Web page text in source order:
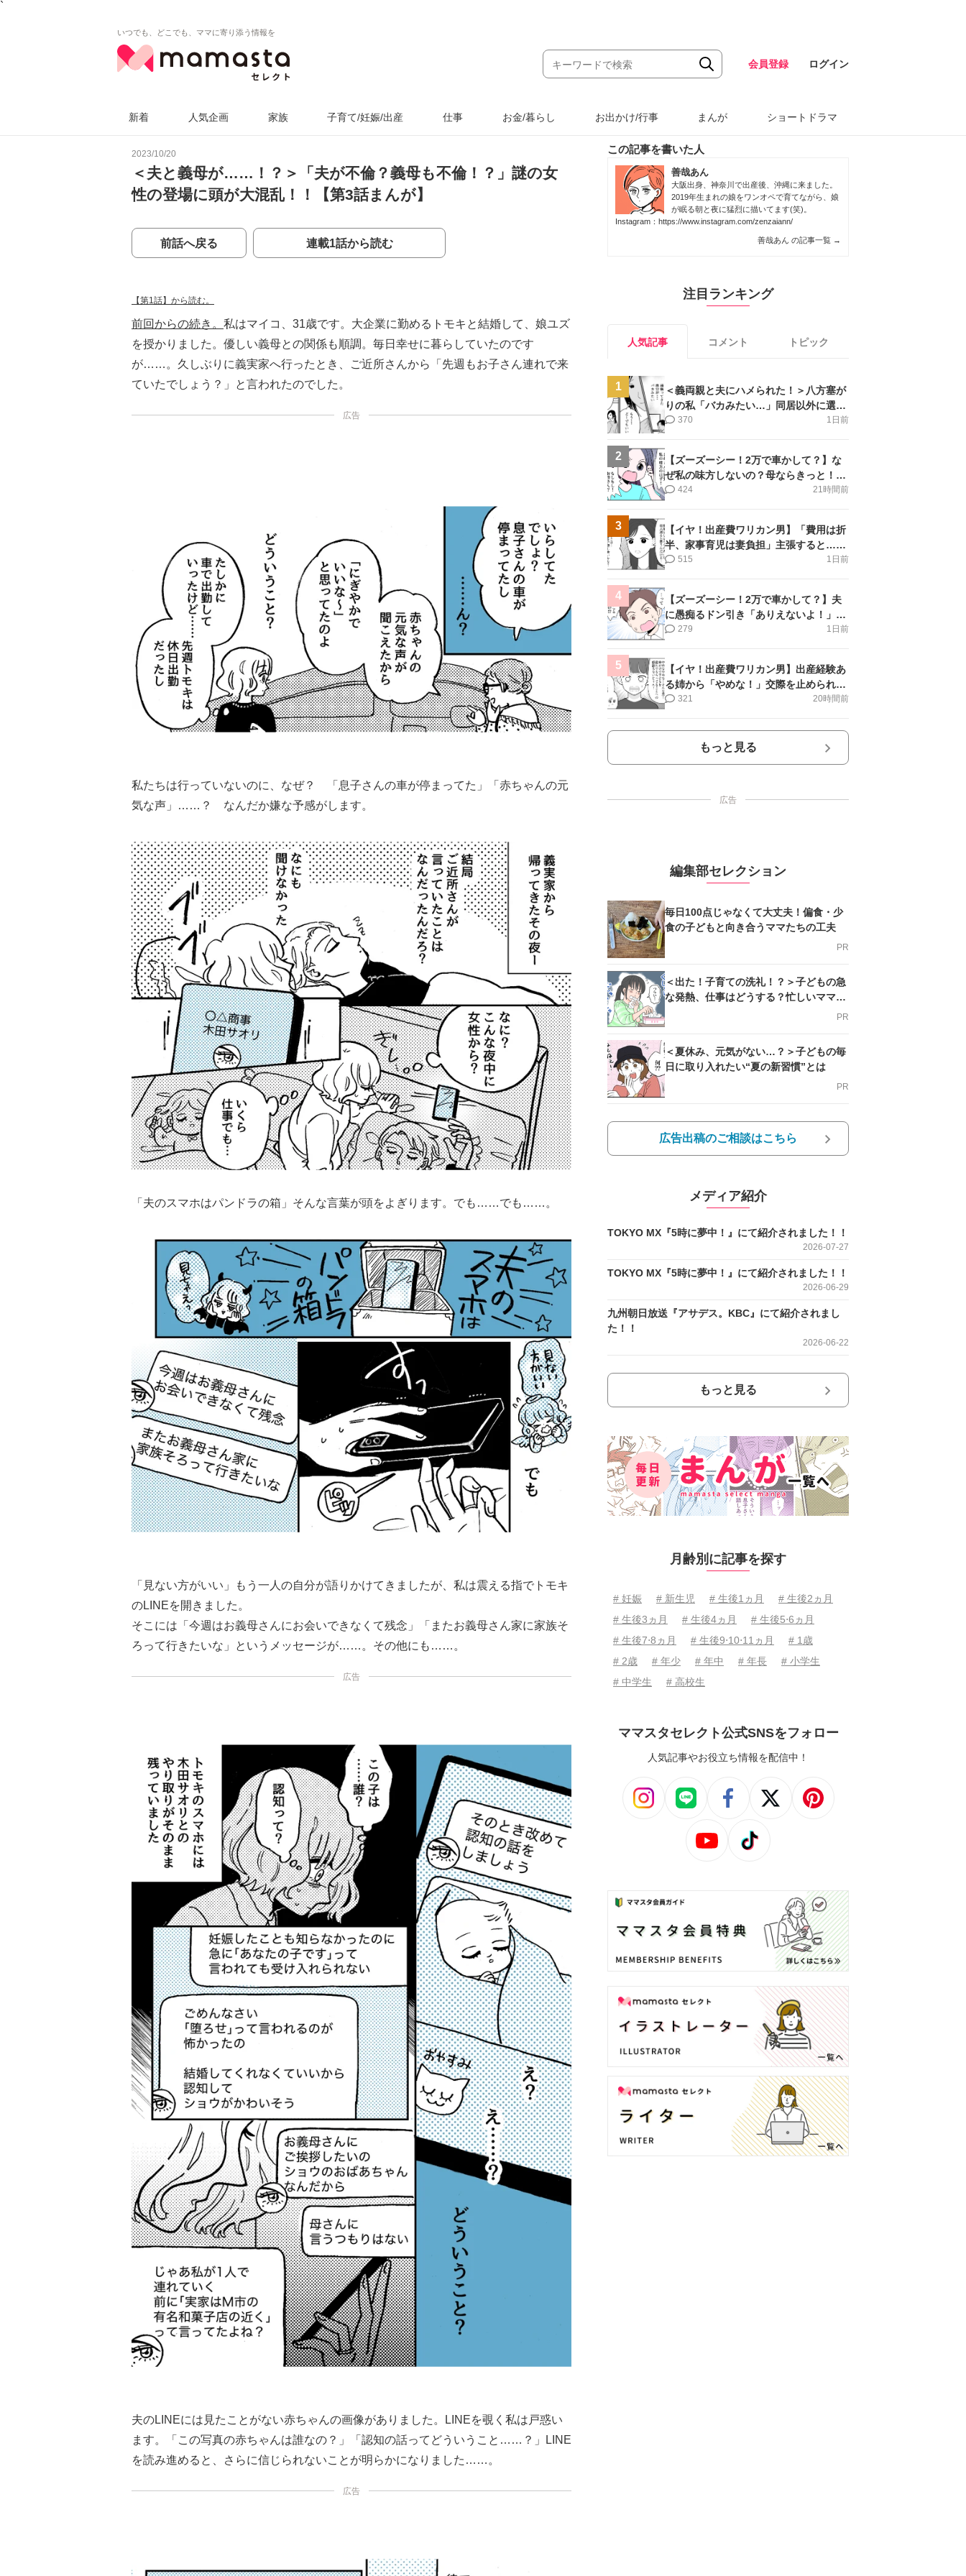
`
いつでも、どこでも、ママに寄り添う情報を
会員登録 ログイン
新着 人気企画 家族 子育て/妊娠/出産 仕事 お金/暮らし お出かけ/行事 まんが ショートドラマ
2023/10/20
＜夫と義母が……！？＞「夫が不倫？義母も不倫！？」謎の女
性の登場に頭が大混乱！！【第3話まんが】
前話へ戻る 連載1話から読む
【第1話】から読む。
前回からの続き。 私はマイコ、31歳です。大企業に勤めるトモキと結婚して、娘ユズ
を授かりました。優しい義母との関係も順調。毎日幸せに暮らしていたのです
が……。久しぶりに義実家へ行ったとき、ご近所さんから「先週もお子さん連れで来
ていたでしょう？」と言われたのでした。
広告
私たちは行っていないのに、なぜ？ 「息子さんの車が停まってた」「赤ちゃんの元
気な声」……？ なんだか嫌な予感がします。
「夫のスマホはパンドラの箱」そんな言葉が頭をよぎります。でも……でも……。
「見ない方がいい」もう一人の自分が語りかけてきましたが、私は震える指でトモキ
のLINEを開きました。
そこには「今週はお義母さんにお会いできなくて残念」「またお義母さん家に家族そ
ろって行きたいな」というメッセージが……。その他にも……。
広告
夫のLINEには見たことがない赤ちゃんの画像がありました。LINEを覗く私は戸惑い
ます。「この写真の赤ちゃんは誰なの？」「認知の話ってどういうこと……？」LINE
を読み進めると、さらに信じられないことが明らかになりました……。
広告
この記事を書いた人
善哉あん
大阪出身、神奈川で出産後、沖縄に来ました。
2019年生まれの娘をワンオペで育てながら、娘
が眠る朝と夜に猛烈に描いてます(笑)。
Instagram： https://www.instagram.com/zenzaiann/
善哉あん の記事一覧 →
注目ランキング
人気記事 コメント トピック
1
＜義両親と夫にハメられた！＞八方塞が
りの私「バカみたい…」同居以外に選択
肢がない【第5話まんが】
1日前
370
2
【ズーズーシー！2万で車かして？】な
ぜ私の味方しないの？母ならきっと！＜
第17話＞#4コマ母道場
21時間前
424
3
【イヤ！出産費ワリカン男】「費用は折
半、家事育児は妻負担」主張すると…＜
第11話＞#4コマ母道場
1日前
515
4
【ズーズーシー！2万で車かして？】夫
に愚痴るドン引き「ありえないよ！」＜
第16話＞#4コマ母道場
1日前
279
5
【イヤ！出産費ワリカン男】出産経験あ
る姉から「やめな！」交際を止められ＜
第12話＞#4コマ母道場
20時間前
321
もっと見る
広告
編集部セレクション
毎日100点じゃなくて大丈夫！偏食・少
食の子どもと向き合うママたちの工夫
PR
＜出た！子育ての洗礼！？＞子どもの急
な発熱、仕事はどうする？忙しいママを
PR
＜夏休み、元気がない…？＞子どもの毎
日に取り入れたい“夏の新習慣”とは
PR
広告出稿のご相談はこちら
メディア紹介
TOKYO MX『5時に夢中！』にて紹介されました！！
2026-07-27
TOKYO MX『5時に夢中！』にて紹介されました！！
2026-06-29
九州朝日放送『アサデス。KBC』にて紹介されまし
た！！
2026-06-22
もっと見る
月齢別に記事を探す
# 妊娠 # 新生児 # 生後1ヵ月
# 生後2ヵ月
# 生後3ヵ月
# 生後4ヵ月
# 生後5⋅6ヵ月
# 生後7⋅8ヵ月
# 生後9⋅10⋅11ヵ月
# 1歳
# 2歳
# 年少 # 年中 # 年長
# 小学生
# 中学生
# 高校生
ママスタセレクト公式SNSをフォロー
人気記事やお役立ち情報を配信中！